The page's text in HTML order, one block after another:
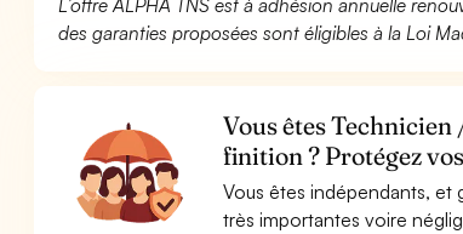
L’offre ALPHA TNS est à adhésion annuelle
des garanties proposées sont éligibles à la Loi
Vous êtes
finition ? Protégez
Vous êtes indépendants, et
très importantes voire